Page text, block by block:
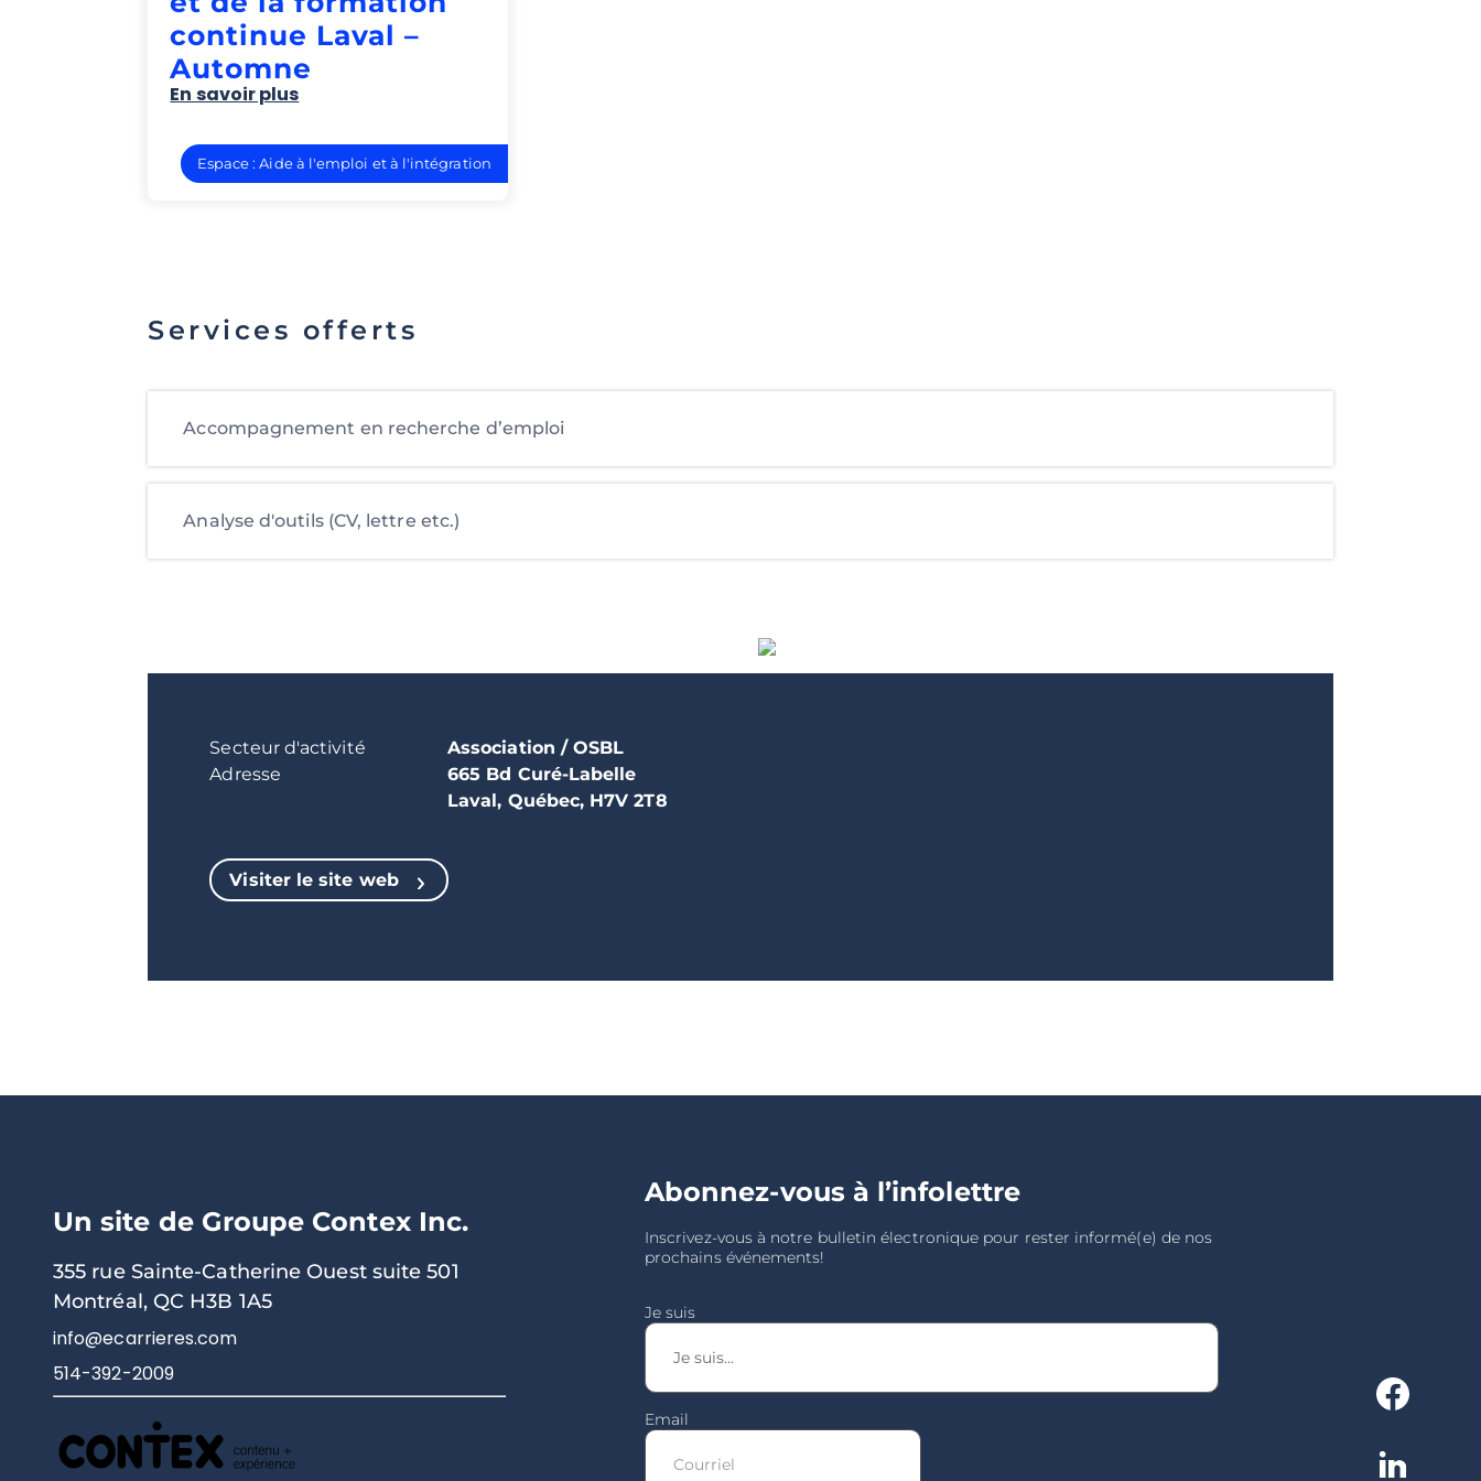
continue Laval –
Automne
En savoir plus
Espace : Aide à l'emploi et à l'intégration
Services offerts
Accompagnement en recherche d’emploi
Analyse d'outils (CV, lettre etc.)
Secteur d'activité
Association / OSBL
Adresse
665 Bd Curé-Labelle
Laval, Québec, H7V 2T8
Visiter le site web
Un site de Groupe Contex Inc.
355 rue Sainte-Catherine Ouest suite 501
Montréal, QC H3B 1A5
info@ecarrieres.com
514-392-2009
Abonnez-vous à l’infolettre
Inscrivez-vous à notre bulletin électronique pour rester informé(e) de nos
prochains événements!
Je suis
Email